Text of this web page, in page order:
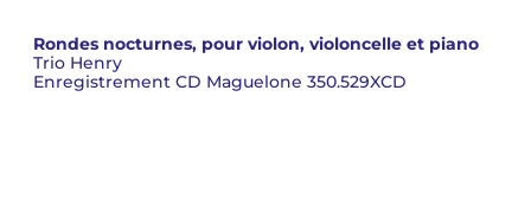
Rondes nocturnes, pour violon, violoncelle et piano
Trio Henry
Enregistrement CD Maguelone 350.529XCD